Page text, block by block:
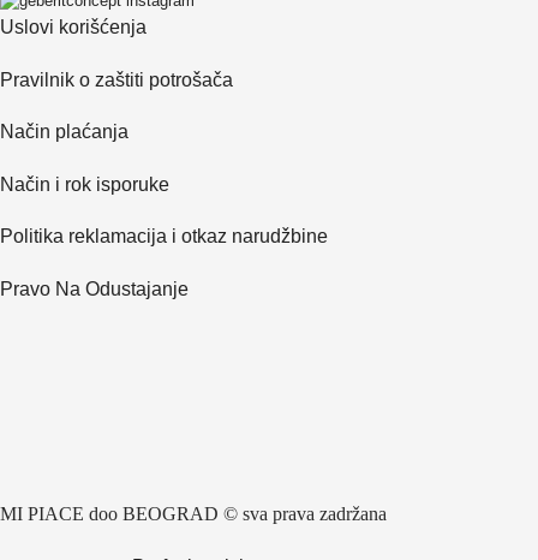
Uslovi korišćenja
Pravilnik o zaštiti potrošača
Način plaćanja
Način i rok isporuke
Politika reklamacija i otkaz narudžbine
Pravo Na Odustajanje
MI PIACE doo BEOGRAD © sva prava zadržana